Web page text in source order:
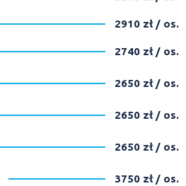
2910 zł / os.
2740 zł / os.
2650 zł / os.
2650 zł / os.
2650 zł / os.
3750 zł / os.